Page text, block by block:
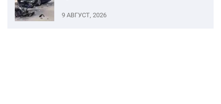
9 АВГУСТ, 2026